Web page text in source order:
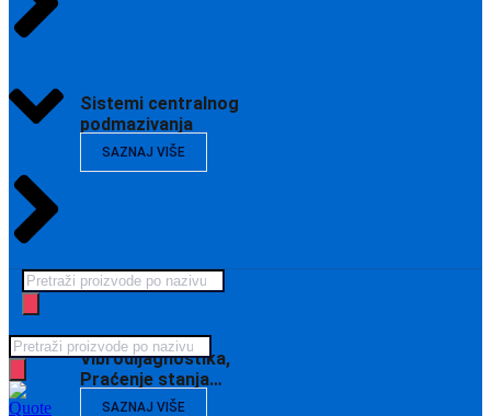
Sistemi centralnog
podmazivanja
SAZNAJ VIŠE
Vibrodijagnostika,
Praćenje stanja…
SAZNAJ VIŠE
Products
search
Products
search